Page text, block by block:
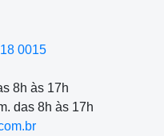
0015
8h às 17h
das 8h às 17h